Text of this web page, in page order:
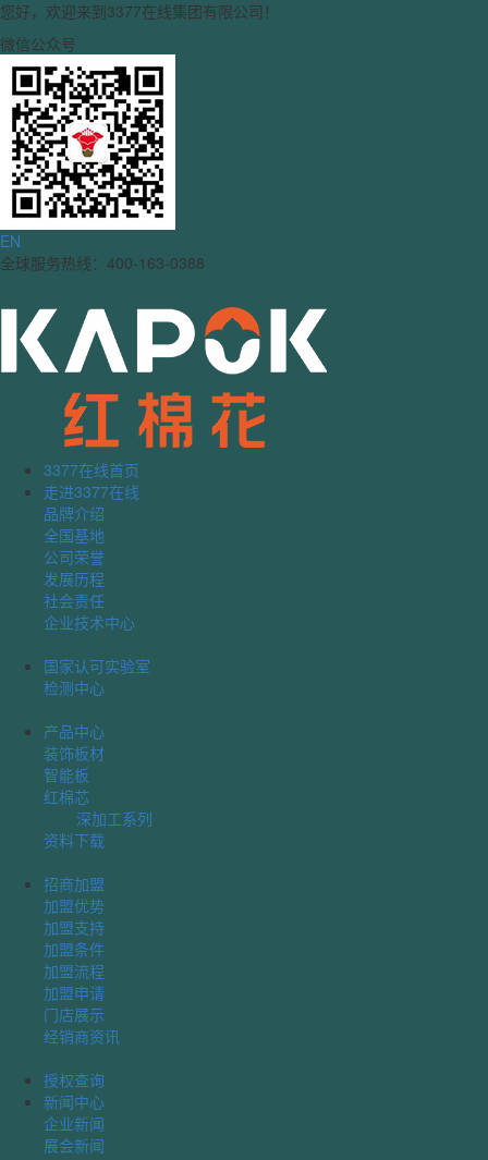
您好，欢迎来到3377在线集团有限公司！
微信公众号
EN
全球服务热线：400-163-0388
3377在线首页
走进3377在线
品牌介绍
全国基地
公司荣誉
发展历程
社会责任
企业技术中心
国家认可实验室
检测中心
产品中心
装饰板材
智能板
红棉芯
深加工系列
资料下载
招商加盟
加盟优势
加盟支持
加盟条件
加盟流程
加盟申请
门店展示
经销商资讯
授权查询
新闻中心
企业新闻
展会新闻